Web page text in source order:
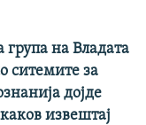
на Владата
ситемите за
дојде
извештај